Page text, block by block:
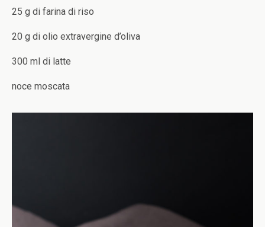
25 g di farina di riso
20 g di olio extravergine d’oliva
300 ml di latte
noce moscata